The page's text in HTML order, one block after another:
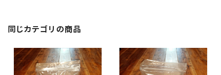
同じカテゴリの商品